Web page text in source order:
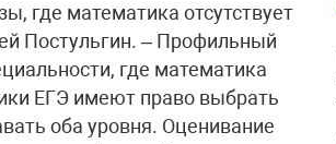
где математика отсутствует
Постульгин. – Профильный
где математика
ЕГЭ имеют право выбрать
оба уровня. Оценивание